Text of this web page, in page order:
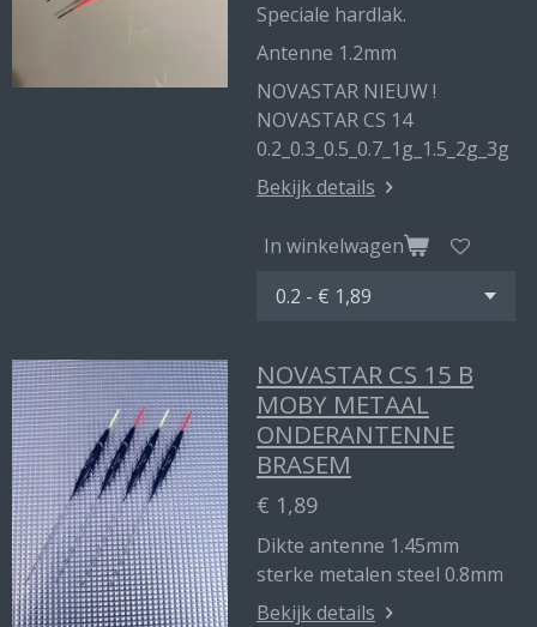
Speciale hardlak.
Antenne 1.2mm
NOVASTAR NIEUW !
NOVASTAR CS 14
0.2_0.3_0.5_0.7_1g_1.5_2g_3g
Bekijk details
In winkelwagen
NOVASTAR CS 15 B
MOBY METAAL
ONDERANTENNE
BRASEM
€ 1,89
Dikte antenne 1.45mm
sterke metalen steel 0.8mm
Bekijk details